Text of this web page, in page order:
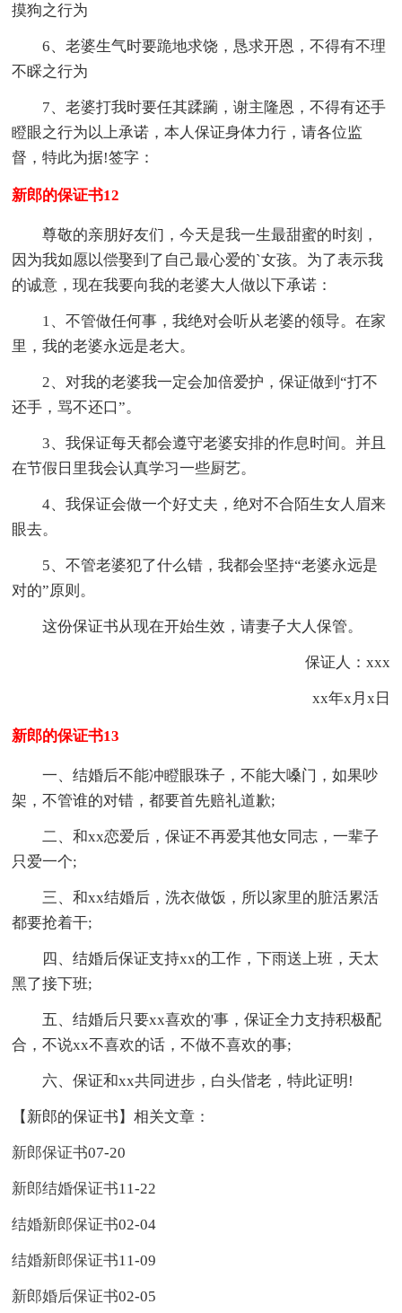
摸狗之行为
6、老婆生气时要跪地求饶，恳求开恩，不得有不理
不睬之行为
7、老婆打我时要任其蹂躏，谢主隆恩，不得有还手
瞪眼之行为以上承诺，本人保证身体力行，请各位监
督，特此为据!签字：
新郎的保证书12
尊敬的亲朋好友们，今天是我一生最甜蜜的时刻，
因为我如愿以偿娶到了自己最心爱的`女孩。为了表示我
的诚意，现在我要向我的老婆大人做以下承诺：
1、不管做任何事，我绝对会听从老婆的领导。在家
里，我的老婆永远是老大。
2、对我的老婆我一定会加倍爱护，保证做到“打不
还手，骂不还口”。
3、我保证每天都会遵守老婆安排的作息时间。并且
在节假日里我会认真学习一些厨艺。
4、我保证会做一个好丈夫，绝对不合陌生女人眉来
眼去。
5、不管老婆犯了什么错，我都会坚持“老婆永远是
对的”原则。
这份保证书从现在开始生效，请妻子大人保管。
保证人：xxx
xx年x月x日
新郎的保证书13
一、结婚后不能冲瞪眼珠子，不能大嗓门，如果吵
架，不管谁的对错，都要首先赔礼道歉;
二、和xx恋爱后，保证不再爱其他女同志，一辈子
只爱一个;
三、和xx结婚后，洗衣做饭，所以家里的脏活累活
都要抢着干;
四、结婚后保证支持xx的工作，下雨送上班，天太
黑了接下班;
五、结婚后只要xx喜欢的'事，保证全力支持积极配
合，不说xx不喜欢的话，不做不喜欢的事;
六、保证和xx共同进步，白头偕老，特此证明!
【新郎的保证书】相关文章：
新郎保证书07-20
新郎结婚保证书11-22
结婚新郎保证书02-04
结婚新郎保证书11-09
新郎婚后保证书02-05